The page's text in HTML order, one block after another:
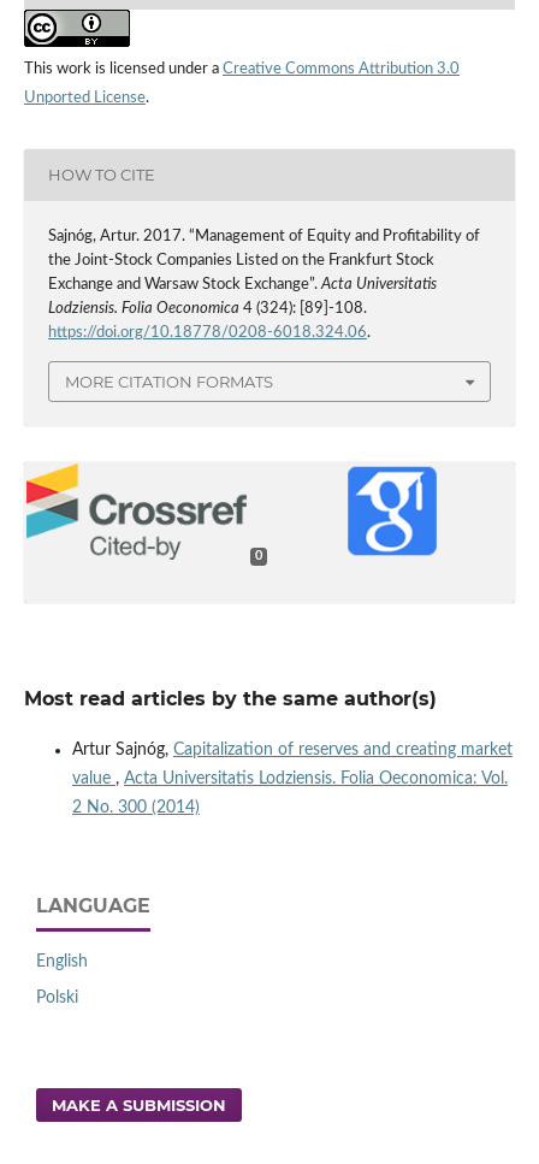
This work is licensed under a Creative Commons Attribution 3.0
Unported License.
HOW TO CITE
Sajnóg, Artur. 2017. “Management of Equity and Profitability of
the Joint-Stock Companies Listed on the Frankfurt Stock
Exchange and Warsaw Stock Exchange”.Acta Universitatis
Lodziensis. Folia Oeconomica 4 (324): [89]-108.
https://doi.org/10.18778/0208-6018.324.06.
MORE CITATION FORMATS
0
Most read articles by the same author(s)
Artur Sajnóg, Capitalization of reserves and creating market
value , Acta Universitatis Lodziensis. Folia Oeconomica: Vol.
2 No. 300 (2014)
LANGUAGE
English
Polski
MAKE A SUBMISSION